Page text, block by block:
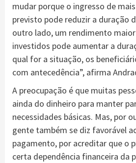
mudar porque o ingresso de
previsto pode reduzir a duração
outro lado, um rendimento
investidos pode aumentar a
qual for a situação, os
com antecedência”, afirma
A preocupação é que muitas
ainda do dinheiro para manter
necessidades básicas. Mas, por
gente também se diz favorável
pagamento, por acreditar que o
certa dependência financeira da